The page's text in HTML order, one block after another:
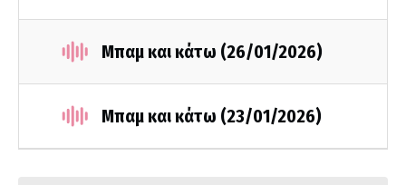
Μπαμ και κάτω (26/01/2026)
Μπαμ και κάτω (23/01/2026)